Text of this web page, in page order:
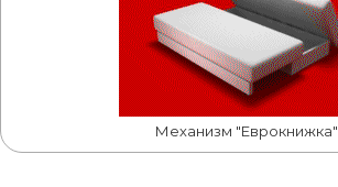
Механизм "Еврокнижка"